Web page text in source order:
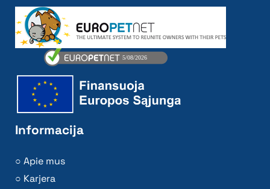
Informacija
Apie mus
Karjera